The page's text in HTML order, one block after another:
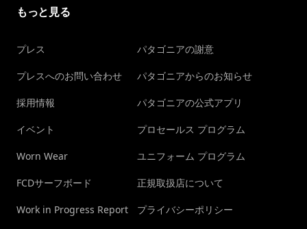
もっと見る
プレス
プレスへのお問い合わせ
採用情報
イベント
Worn Wear
FCDサーフボード
Work in Progress Report
パタゴニアの謝意
パタゴニアからのお知らせ
パタゴニアの公式アプリ
プロセールス プログラム
ユニフォーム プログラム
正規取扱店について
プライバシーポリシー